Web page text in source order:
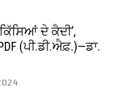
ਦੇ ਕੈਦੀ’,
(ਪੀ.ਡੀ.ਐਫ਼.)—ਡਾ.